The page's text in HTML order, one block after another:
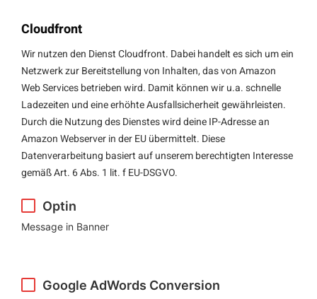
Cloudfront
Wir nutzen den Dienst Cloudfront. Dabei handelt es sich um ein
Netzwerk zur Bereitstellung von Inhalten, das von Amazon
Web Services betrieben wird. Damit können wir u.a. schnelle
Ladezeiten und eine erhöhte Ausfallsicherheit gewährleisten.
Durch die Nutzung des Dienstes wird deine IP-Adresse an
Amazon Webserver in der EU übermittelt. Diese
Datenverarbeitung basiert auf unserem berechtigten Interesse
gemäß Art. 6 Abs. 1 lit. f EU-DSGVO.
Optin
Message in Banner
Google AdWords Conversion